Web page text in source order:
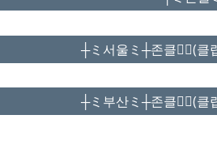
┼ミ서울ミ┼존클❤️‍🔥(
┼ミ부산ミ┼존클❤️‍🔥(